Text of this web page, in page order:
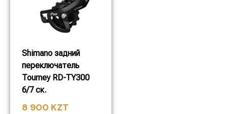
Shimano задний
переключатель
Tourney RD-TY300
6/7 ск.
8 900 KZT